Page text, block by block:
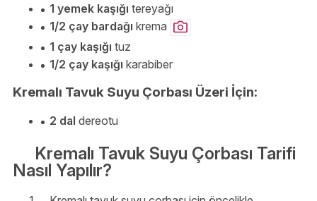
1 yemek kaşığı tereyağı
1/2 çay bardağı krema
1 çay kaşığı tuz
1/2 çay kaşığı karabiber
Kremalı Tavuk Suyu Çorbası Üzeri İçin:
2 dal dereotu
Kremalı Tavuk Suyu Çorbası Tarifi
Nasıl Yapılır?